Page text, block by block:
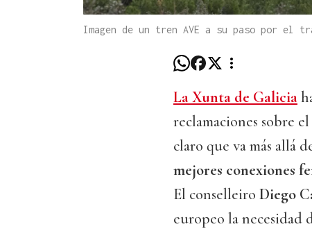
Imagen de un tren AVE a su paso por el
La Xunta de Galicia
reclamaciones sobre el
claro que va más allá
mejores conexiones
El conselleiro Diego
europeo la necesidad